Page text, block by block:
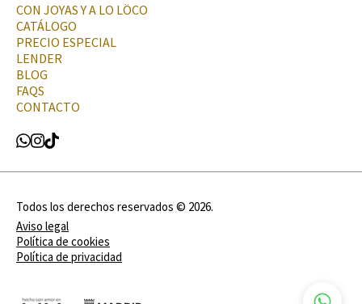
CON JOYAS Y A LO LÖCO
CATÁLOGO
PRECIO ESPECIAL
LENDER
BLOG
FAQS
CONTACTO
Todos los derechos reservados © 2026.
Aviso legal
Política de cookies
Política de privacidad